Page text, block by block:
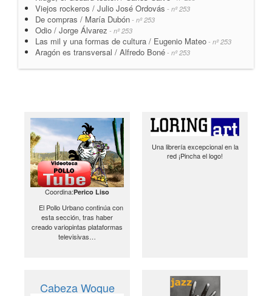
Viejos rockeros / Julio José Ordovás - nº 253
De compras / María Dubón - nº 253
Odio / Jorge Álvarez - nº 253
Las mil y una formas de cultura / Eugenio Mateo - nº 253
Aragón es transversal / Alfredo Boné - nº 253
Coordina:Perico Liso
El Pollo Urbano continúa con
esta sección, tras haber
creado variopintas plataformas
televisivas…
Una librería excepcional en la
red ¡Pincha el logo!
Cabeza Woque